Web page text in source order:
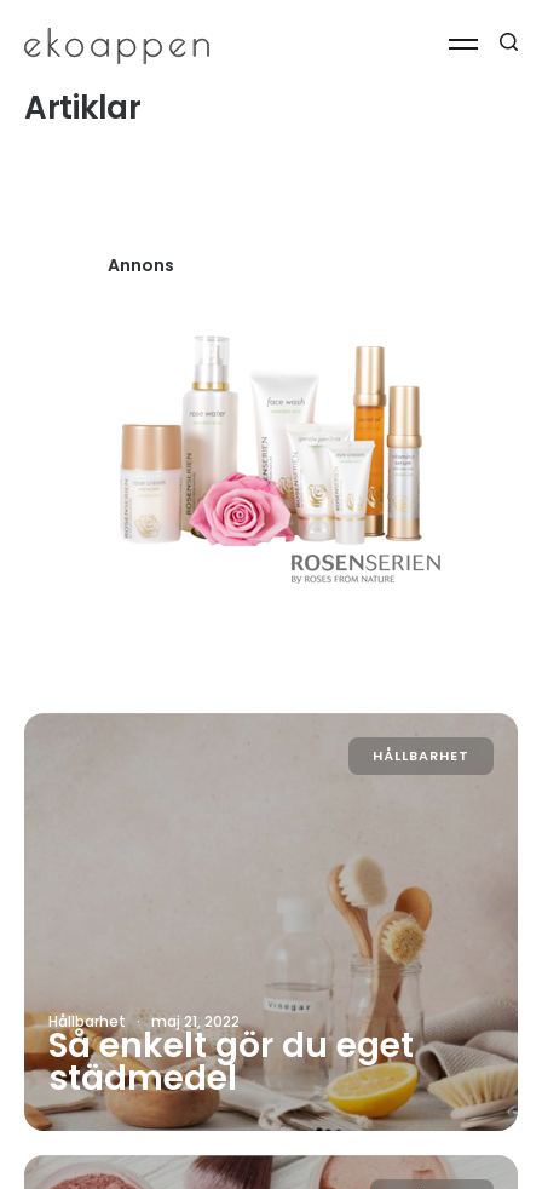
Artiklar
Annons
HÅLLBARHET
Hållbarhet · maj 21, 2022
Så enkelt gör du eget
städmedel